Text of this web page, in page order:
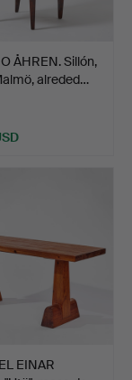
ÅHREN. Sillón,
alreded…
EINAR